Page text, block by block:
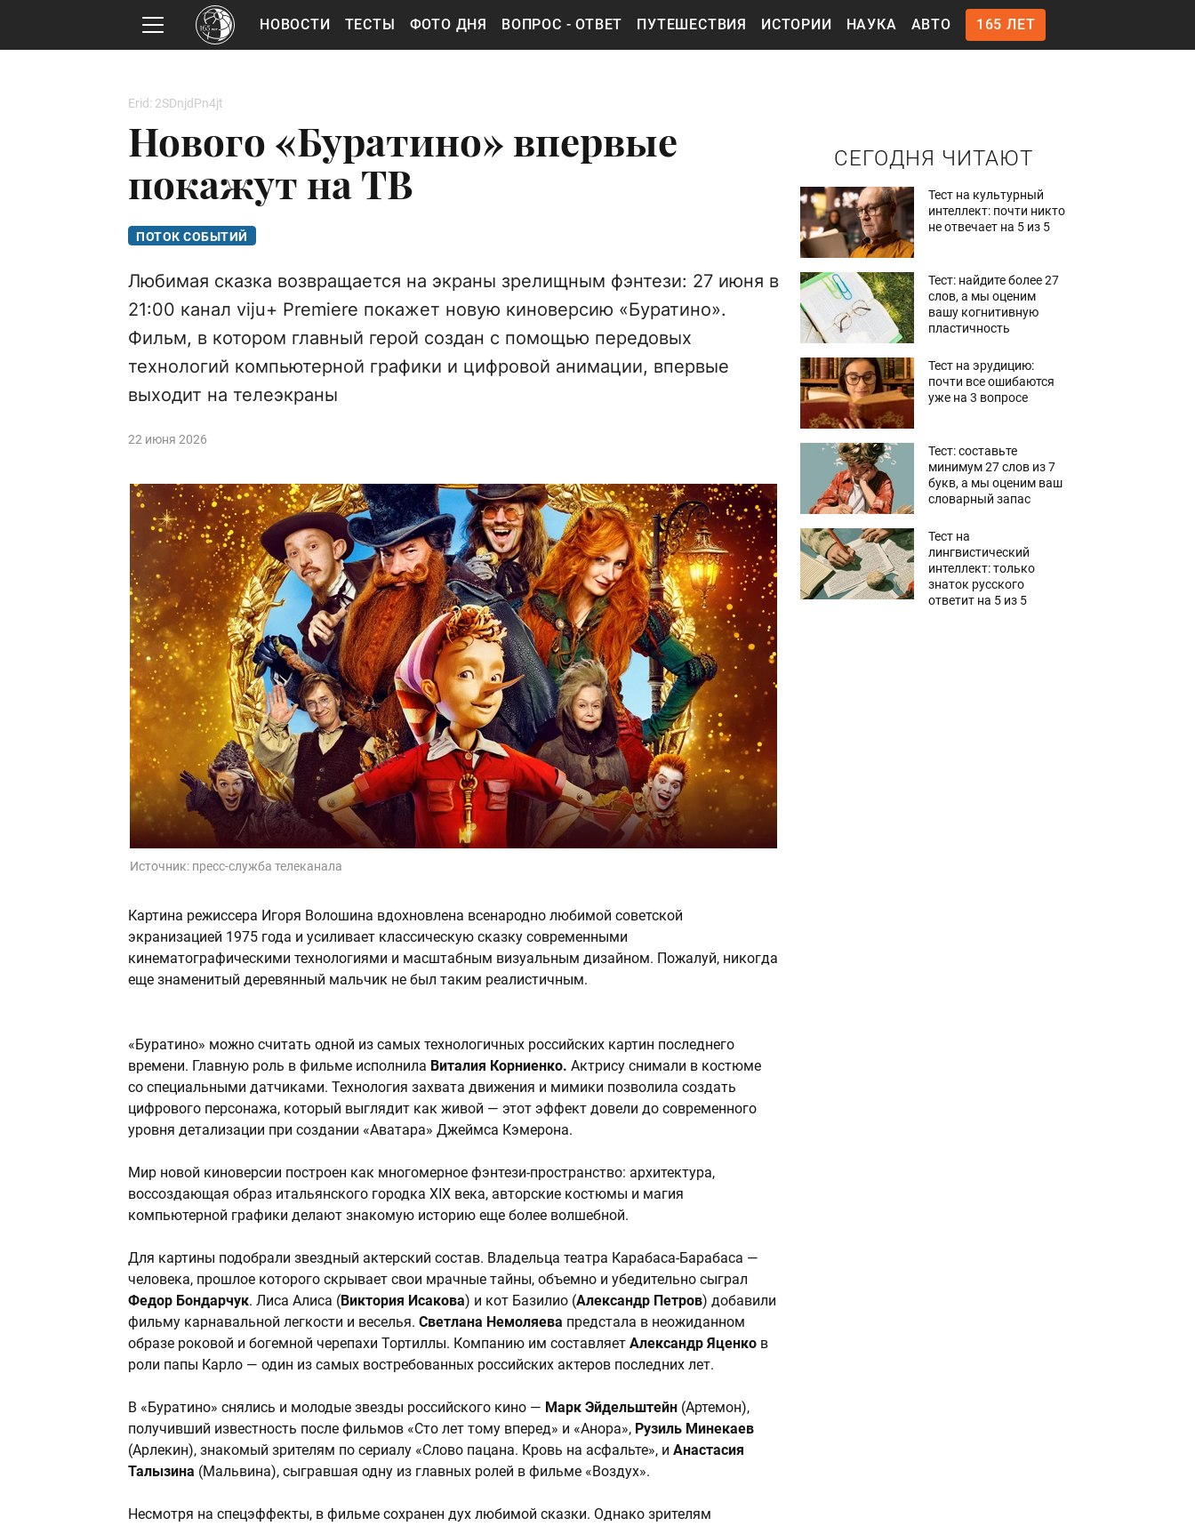
НОВОСТИ ТЕСТЫ ФОТО ДНЯ ВОПРОС - ОТВЕТ ПУТЕШЕСТВИЯ ИСТОРИИ НАУКА АВТО 165 ЛЕТ
Erid: 2SDnjdPn4jt
Нового «Буратино» впервые
покажут на ТВ
ПОТОК СОБЫТИЙ
Любимая сказка возвращается на экраны зрелищным фэнтези: 27 июня в
21:00 канал viju+ Premiere покажет новую киноверсию «Буратино».
Фильм, в котором главный герой создан с помощью передовых
технологий компьютерной графики и цифровой анимации, впервые
выходит на телеэкраны
22 июня 2026
Источник: пресс-служба телеканала
Картина режиссера Игоря Волошина вдохновлена всенародно любимой советской
экранизацией 1975 года и усиливает классическую сказку современными
кинематографическими технологиями и масштабным визуальным дизайном. Пожалуй, никогда
еще знаменитый деревянный мальчик не был таким реалистичным.
«Буратино» можно считать одной из самых технологичных российских картин последнего
времени. Главную роль в фильме исполнила Виталия Корниенко. Актрису снимали в костюме
со специальными датчиками. Технология захвата движения и мимики позволила создать
цифрового персонажа, который выглядит как живой — этот эффект довели до современного
уровня детализации при создании «Аватара» Джеймса Кэмерона.
Мир новой киноверсии построен как многомерное фэнтези-пространство: архитектура,
воссоздающая образ итальянского городка XIX века, авторские костюмы и магия
компьютерной графики делают знакомую историю еще более волшебной.
Для картины подобрали звездный актерский состав. Владельца театра Карабаса-Барабаса —
человека, прошлое которого скрывает свои мрачные тайны, объемно и убедительно сыграл
Федор Бондарчук. Лиса Алиса (Виктория Исакова) и кот Базилио (Александр Петров) добавили
фильму карнавальной легкости и веселья. Светлана Немоляева предстала в неожиданном
образе роковой и богемной черепахи Тортиллы. Компанию им составляет Александр Яценко в
роли папы Карло — один из самых востребованных российских актеров последних лет.
В «Буратино» снялись и молодые звезды российского кино — Марк Эйдельштейн (Артемон),
получивший известность после фильмов «Сто лет тому вперед» и «Анора», Рузиль Минекаев
(Арлекин), знакомый зрителям по сериалу «Слово пацана. Кровь на асфальте», и Анастасия
Талызина (Мальвина), сыгравшая одну из главных ролей в фильме «Воздух».
Несмотря на спецэффекты, в фильме сохранен дух любимой сказки. Однако зрителям
СЕГОДНЯ ЧИТАЮТ
Тест на культурный
интеллект: почти никто
не отвечает на 5 из 5
Тест: найдите более 27
слов, а мы оценим
вашу когнитивную
пластичность
Тест на эрудицию:
почти все ошибаются
уже на 3 вопросе
Тест: составьте
минимум 27 слов из 7
букв, а мы оценим ваш
словарный запас
Тест на
лингвистический
интеллект: только
знаток русского
ответит на 5 из 5